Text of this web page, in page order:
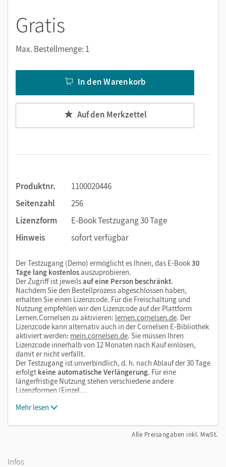
Notizen erstellen
Markierungen setzen
Suchen im Text
Zoomen
Gratis
Max. Bestellmenge: 1
In den Warenkorb
Auf den Merkzettel
Produktnr.
1100020446
Seitenzahl
256
Lizenzform
E-Book Testzugang 30 Tage
Hinweis
sofort verfügbar
Der Testzugang (Demo) ermöglicht es Ihnen, das E-Book30
Tage lang kostenlosauszuprobieren.
Der Zugriff ist jeweilsauf eine Person beschränkt.
Nachdem Sie den Bestellprozess abgeschlossen haben,
erhalten Sie einen Lizenzcode. Für die Freischaltung und
Nutzung empfehlen wir den Lizenzcode auf der Plattform
Lernen.Cornelsen zu aktivieren: lernen.cornelsen.de. Der
Lizenzcode kann alternativ auch in der Cornelsen E-Bibliothek
aktiviert werden: mein.cornelsen.de. Sie müssen Ihren
Lizenzcode innerhalb von 12 Monaten nach Kauf einlösen,
damit er nicht verfällt.
Der Testzugang ist unverbindlich, d. h. nach Ablauf der 30 Tage
erfolgt keine automatische Verlängerung. Für eine
längerfristige Nutzung stehen verschiedene andere
Lizenzformen (Einzel…
Mehr lesen
Alle Preisangaben inkl. MwSt.
Infos